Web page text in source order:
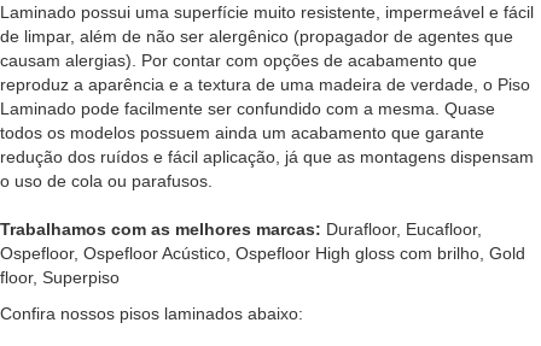
Laminado possui uma superfície muito resistente, impermeável e fácil
de limpar, além de não ser alergênico (propagador de agentes que
causam alergias). Por contar com opções de acabamento que
reproduz a aparência e a textura de uma madeira de verdade, o Piso
Laminado pode facilmente ser confundido com a mesma. Quase
todos os modelos possuem ainda um acabamento que garante
redução dos ruídos e fácil aplicação, já que as montagens dispensam
o uso de cola ou parafusos.
Trabalhamos com as melhores marcas: Durafloor, Eucafloor,
Ospefloor, Ospefloor Acústico, Ospefloor High gloss com brilho, Gold
floor, Superpiso
Confira nossos pisos laminados abaixo: